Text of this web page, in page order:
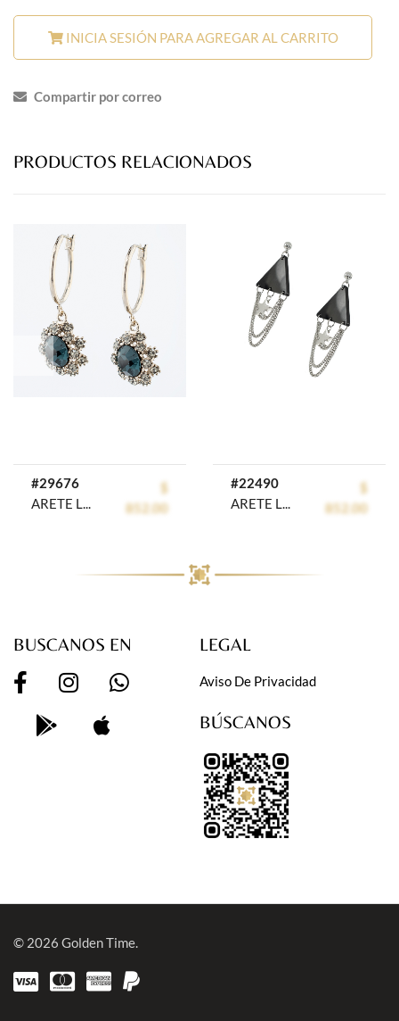
INICIA SESIÓN PARA AGREGAR AL CARRITO
Compartir por correo
PRODUCTOS RELACIONADOS
#29676
$
852.00
ARETE LARGO RODIO GOLDEN ROD
#22490
$
852.00
ARETE LARGO RODIO GOLDEN COLORS
prev
BUSCANOS EN LEGAL
Aviso De Privacidad
BÚSCANOS
© 2026 Golden Time.